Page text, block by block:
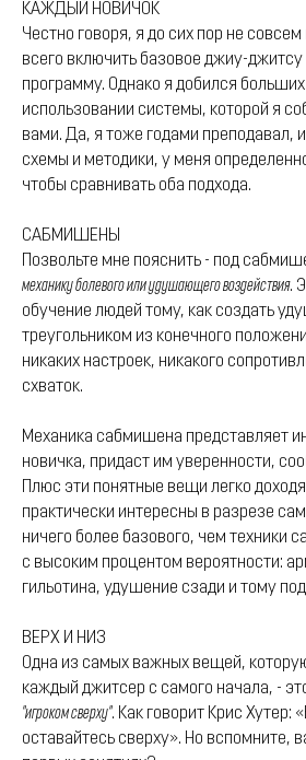
КАЖДЫЙ НОВИЧОК
Честно говоря, я до сих пор не
всего включить базовое джиу-
программу. Однако я добился
использовании системы, которой я
вами. Да, я тоже годами преподавал,
схемы и методики, у меня
чтобы сравнивать оба подхода.
САБМИШЕНЫ
Позвольте мне пояснить - под
механику болевого или удушающего воздействия.
обучение людей тому, как создать
треугольником из конечного
никаких настроек, никакого
схваток.
Механика сабмишена представляет
новичка, придаст им уверенности,
Плюс эти понятные вещи легко
практически интересны в разрезе
ничего более базового, чем техники
с высоким процентом вероятности:
гильотина, удушение сзади и тому
ВЕРХ И НИЗ
Одна из самых важных вещей,
каждый джитсер с самого начала, -
"игроком сверху". Как говорит Крис Хутер:
оставайтесь сверху». Но вспомните,